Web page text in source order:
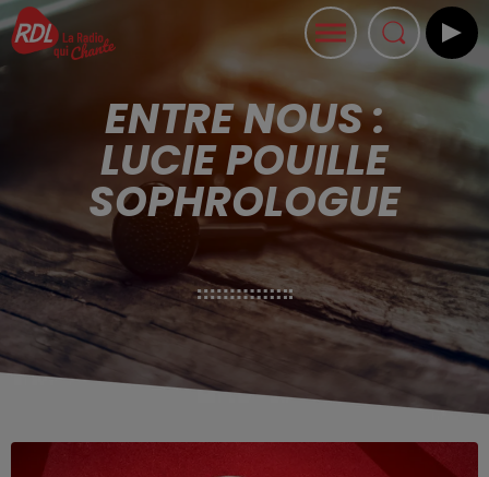
ENTRE NOUS :
LUCIE POUILLE
SOPHROLOGUE